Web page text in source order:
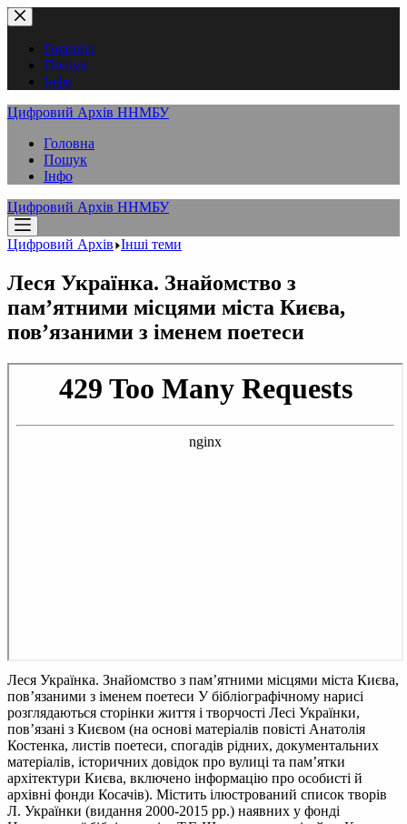
Перейти
до
вмістуГоловна
Пошук
Інфо
Цифровий Архів ННМБУ
Головна
Пошук
Інфо
Цифровий Архів ННМБУ
Цифровий Архів Інші теми
Леся Українка. Знайомство з
пам’ятними місцями міста Києва,
пов’язаними з іменем поетеси
Леся Українка. Знайомство з пам’ятними місцями міста Києва,
пов’язаними з іменем поетеси У бібліографічному нарисі
розглядаються сторінки життя і творчості Лесі Українки,
пов’язані з Києвом (на основі матеріалів повісті Анатолія
Костенка, листів поетеси, спогадів рідних, документальних
матеріалів, історичних довідок про вулиці та пам’ятки
архітектури Києва, включено інформацію про особисті й
архівні фонди Косачів). Містить ілюстрований список творів
Л. Українки (видання 2000-2015 рр.) наявних у фонді